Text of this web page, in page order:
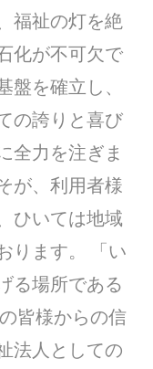
福祉の灯を絶
化が不可欠で
を確立し、
の誇りと喜び
全力を注ぎま
が、利用者様
ひいては地域
ります。 「い
る場所である
皆様からの信
法人としての